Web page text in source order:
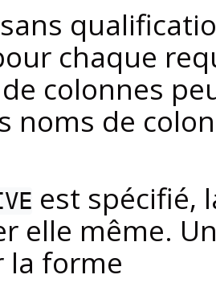
chaque
colonnes
noms de
est spécifié,
elle même.
la forme